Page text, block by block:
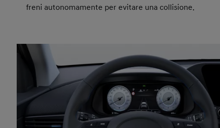
freni autonomamente per evitare una collisione.